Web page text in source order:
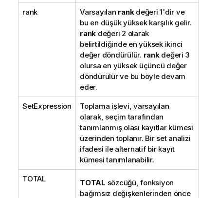
rank Varsayılan rankdeğeri 1'dir ve
bu en düşük yüksek karşılık gelir.
rank değeri 2 olarak
belirtildiğinde en yüksek ikinci
değer döndürülür. rankdeğeri 3
olursa en yüksek üçüncü değer
döndürülür ve bu böyle devam
eder.
SetExpression
Toplama işlevi, varsayılan
olarak, seçim tarafından
tanımlanmış olası kayıtlar kümesi
üzerinden toplanır. Bir set analizi
ifadesi ile alternatif bir kayıt
kümesi tanımlanabilir.
TOTAL TOTAL sözcüğü, fonksiyon
bağımsız değişkenlerinden önce